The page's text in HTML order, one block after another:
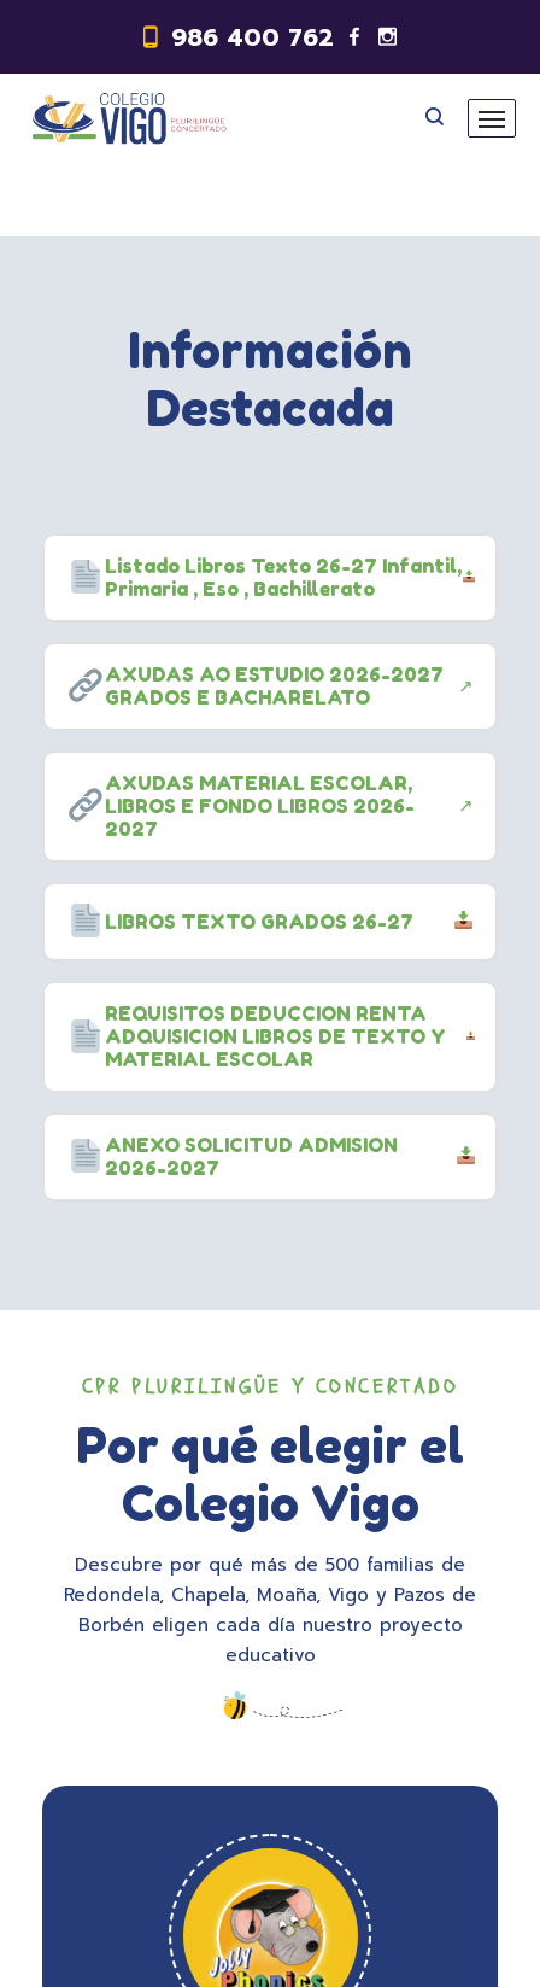
986 400 762
Información
Destacada
Listado Libros Texto 26-27 Infantil,
Primaria , Eso , Bachillerato
AXUDAS AO ESTUDIO 2026-2027
GRADOS E BACHARELATO
↗
AXUDAS MATERIAL ESCOLAR,
LIBROS E FONDO LIBROS 2026-
2027
↗
LIBROS TEXTO GRADOS 26-27
REQUISITOS DEDUCCION RENTA
ADQUISICION LIBROS DE TEXTO Y
MATERIAL ESCOLAR
ANEXO SOLICITUD ADMISION
2026-2027
CPR PLURILINGÜE Y CONCERTADO
Por qué elegir el
Colegio Vigo
Descubre por qué más de 500 familias de
Redondela, Chapela, Moaña, Vigo y Pazos de
Borbén eligen cada día nuestro proyecto
educativo